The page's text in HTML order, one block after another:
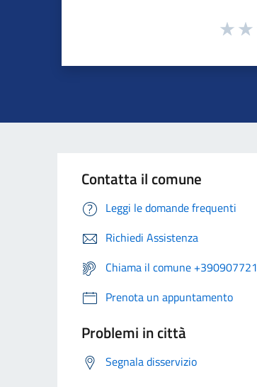
Contatta il comune
Leggi le domande frequenti
Richiedi Assistenza
Chiama il comune +390907721
Prenota un appuntamento
Problemi in città
Segnala disservizio